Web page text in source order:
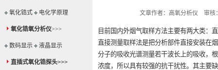
氧化锆式 电化学原理
氧化锆氧分析仪>>>
数码显示 液晶显示
直插式氧化锆探头>>>
文章作者：高氧分析仪 审
目前国内外烟气取样方法主要有两大类：
直接测量取样法是把分析部件直接安装在
分子的吸收光谱测量若干波长上的吸收，
浓度，所以具有较强的抗干扰性。其主要